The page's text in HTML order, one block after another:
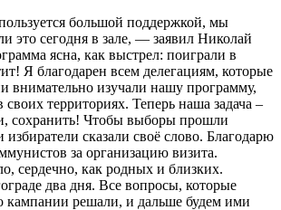
большой поддержкой, мы
это сегодня в зале, — заявил Николай
ясна, как выстрел: поиграли в
Я благодарен всем делегациям, которые
внимательно изучали нашу программу,
своих территориях. Теперь наша задача –
сохранить! Чтобы выборы прошли
сказали своё слово. Благодарю
за организацию визита.
сердечно, как родных и близких.
два дня. Все вопросы, которые
кампании решали, и дальше будем ими